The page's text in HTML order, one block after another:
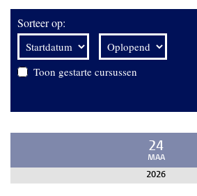
Sorteer op:
Toon gestarte cursussen
24
MAA
2026